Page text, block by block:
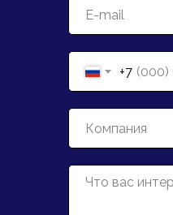
+7